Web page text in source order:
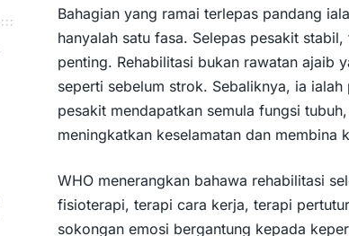
Bahagian yang ramai terlepas pandang
hanyalah satu fasa. Selepas pesakit
penting. Rehabilitasi bukan rawatan ajaib
seperti sebelum strok. Sebaliknya, ia
pesakit mendapatkan semula fungsi
meningkatkan keselamatan dan membina
WHO menerangkan bahawa rehabilitasi
fisioterapi, terapi cara kerja, terapi
sokongan emosi bergantung kepada